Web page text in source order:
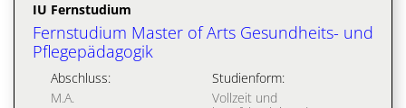
IU Fernstudium
Fernstudium Master of Arts Gesundheits- und
Pflegepädagogik
Abschluss:
M.A.
Studienform:
Vollzeit und